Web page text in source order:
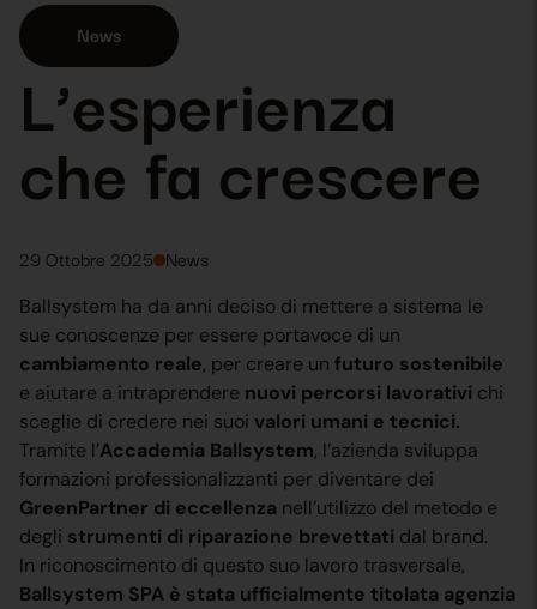
News
L’esperienza
che fa crescere
29 Ottobre 2025 News
Ballsystem ha da anni deciso di mettere a sistema le
sue conoscenze per essere portavoce di un
cambiamento reale, per creare un futuro sostenibile
e aiutare a intraprendere nuovi percorsi lavorativi chi
sceglie di credere nei suoi valori umani e tecnici.
Tramite l’Accademia Ballsystem, l’azienda sviluppa
formazioni professionalizzanti per diventare dei
GreenPartner di eccellenza nell’utilizzo del metodo e
degli strumenti di riparazione brevettati dal brand.
In riconoscimento di questo suo lavoro trasversale,
Ballsystem SPA è stata ufficialmente titolata agenzia